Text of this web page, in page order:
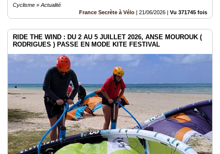
Cyclisme » Actualité
France Secrète à Vélo | 21/06/2026 | Vu 371745 fois
RIDE THE WIND : DU 2 AU 5 JUILLET 2026, ANSE MOUROUK (
RODRIGUES ) PASSE EN MODE KITE FESTIVAL